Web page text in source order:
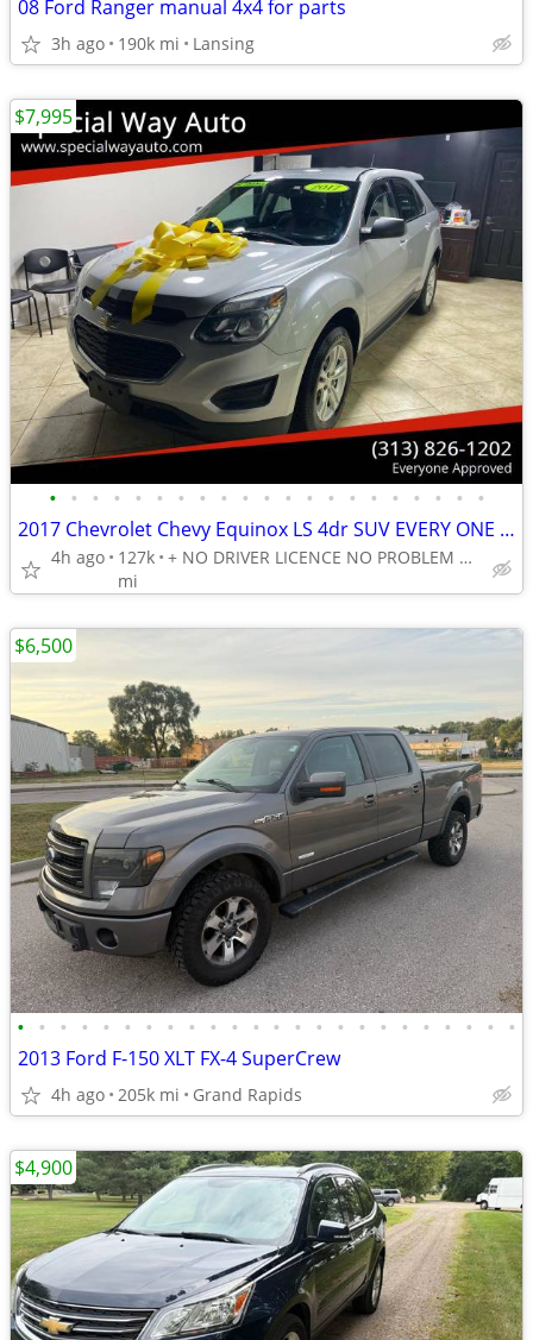
08 Ford Ranger manual 4x4 for parts
3h ago 190k mi Lansing
• • • • • • • • • • • • • • • • • • • • •
2017 Chevrolet Chevy Equinox LS 4dr SUV EVERY ONE GET APPROVED 0 DOWN
4h ago
127k
mi
+ NO DRIVER LICENCE NO PROBLEM All DONE IN HOUSE PLATE TITLE
$7,995
• • • • • • • • • • • • • • • • • • • • • • • •
2013 Ford F-150 XLT FX-4 SuperCrew
4h ago 205k mi Grand Rapids
$6,500
$4,900